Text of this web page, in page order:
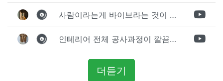
사람이라는게 바이브라는 것이 다 있고 뽐어져 나오는 에너지가 있다고 생각을 합니다. 사람이 가장중요하기 때문에 처음 만났을때 실장님의 에너지가 좋았고 첫인상으로 업체를 선정하게 되었습니다.
인테리어 전체 공사과정이 깔끔하게 진행이 되었고 공사 후 A/S도 빠르게 충실하게 진행을 해주셨습니다.
더듣기